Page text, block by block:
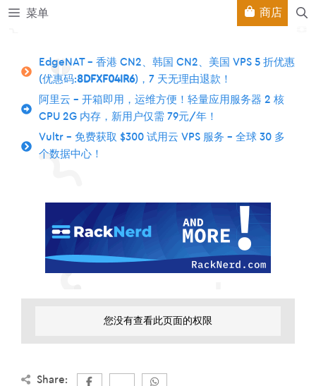
跳
菜单 商店
EdgeNAT – 香港 CN2、韩国 CN2、美国 VPS 5 折优惠
(优惠码:8DFXF04IR6)，7 天无理由退款！
阿里云 – 开箱即用，运维方便！轻量应用服务器 2 核
CPU 2G 内存，新用户仅需 79元/年！
Vultr – 免费获取 $300 试用云 VPS 服务 – 全球 30 多
个数据中心！
您没有查看此页面的权限
Share: